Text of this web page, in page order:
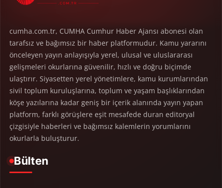
cumha.com.tr, CUMHA Cumhur Haber Ajansı abonesi olan
tarafsız ve bağımsız bir haber platformudur. Kamu yararını
önceleyen yayın anlayışıyla yerel, ulusal ve uluslararası
gelişmeleri okurlarına güvenilir, hızlı ve doğru biçimde
ulaştırır. Siyasetten yerel yönetimlere, kamu kurumlarından
sivil toplum kuruluşlarına, toplum ve yaşam başlıklarından
köşe yazılarına kadar geniş bir içerik alanında yayın yapan
platform, farklı görüşlere eşit mesafede duran editoryal
çizgisiyle haberleri ve bağımsız kalemlerin yorumlarını
okurlarla buluşturur.
Bülten